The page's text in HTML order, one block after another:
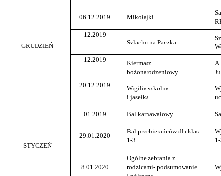
GRUDZIEŃ
06.12.2019 Mikołajki
12.2019
Szlachetna Paczka
12.2019
Kiermasz
bożonarodzeniowy
20.12.2019
Wigilia szkolna
i jasełka
STYCZEŃ
01.2019 Bal karnawałowy
29.01.2020
Bal przebierańców dla klas
1-3
8.01.2020
Ogólne zebrania z
rodzicami- podsumowanie